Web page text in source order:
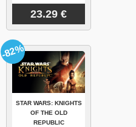
23.29 €
STAR WARS: KNIGHTS
OF THE OLD
REPUBLIC
-82%